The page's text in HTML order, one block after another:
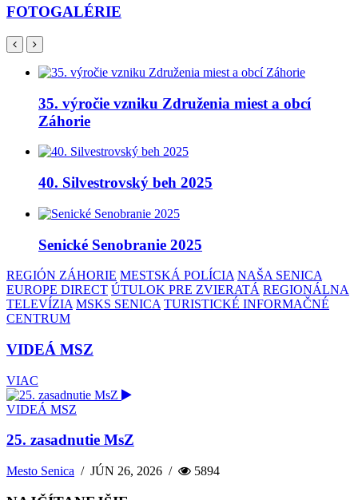
FOTOGALÉRIE
35. výročie vzniku Združenia miest a obcí
Záhorie
40. Silvestrovský beh 2025
Senické Senobranie 2025
REGIÓN ZÁHORIE MESTSKÁ POLÍCIA NAŠA SENICA
EUROPE DIRECT ÚTULOK PRE ZVIERATÁ REGIONÁLNA
TELEVÍZIA MSKS SENICA TURISTICKÉ INFORMAČNÉ
CENTRUM
VIDEÁ MSZ
VIAC
VIDEÁ MSZ
25. zasadnutie MsZ
Mesto Senica /JÚN 26, 2026 / 5894